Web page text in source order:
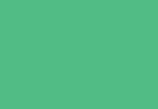
per användning med